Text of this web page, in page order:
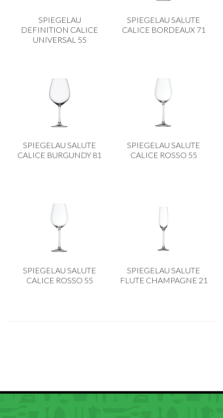
COLTELLI E POSATE
FIORI ARTIFICIALI
FONDUES E PIETRE OLLARI
LEGNO
PASTICCERIA
PICCOLI ELETTRODOMESTICI
PULIZIA E IGIENE
SPIEGELAU
DEFINITION CALICE
UNIVERSAL 55
SPIEGELAU SALUTE
CALICE BORDEAUX 71
SPIEGELAU SALUTE
CALICE BURGUNDY 81
SPIEGELAU SALUTE
CALICE ROSSO 55
SPIEGELAU SALUTE
CALICE ROSSO 55
SPIEGELAU SALUTE
FLUTE CHAMPAGNE 21